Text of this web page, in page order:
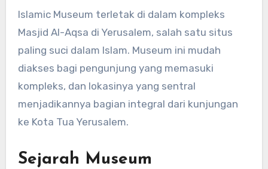
Islamic Museum terletak di dalam kompleks
Masjid Al-Aqsa di Yerusalem, salah satu situs
paling suci dalam Islam. Museum ini mudah
diakses bagi pengunjung yang memasuki
kompleks, dan lokasinya yang sentral
menjadikannya bagian integral dari kunjungan
ke Kota Tua Yerusalem.
Sejarah Museum